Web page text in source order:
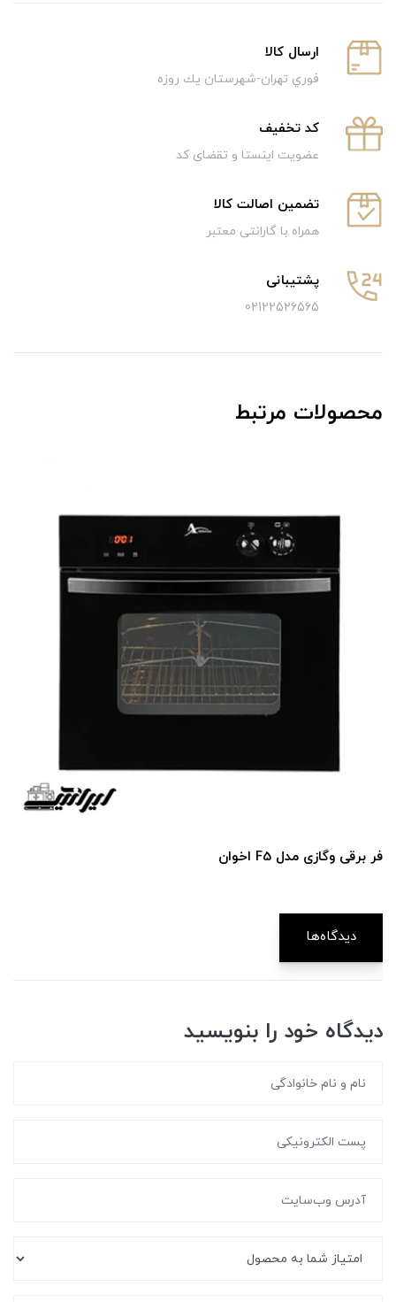
ارسال كالا
فوري تهران-شهرستان يك روزه
كد تخفيف
عضویت اینستا و تقضای کد
تضمین اصالت کالا
همراه با گارانتی معتبر
پشتیبانی
02122526565
محصولات مرتبط
فر برقی و‌گازی مدل F5 اخوان
دیدگاه‌ها
دیدگاه خود را بنویسید